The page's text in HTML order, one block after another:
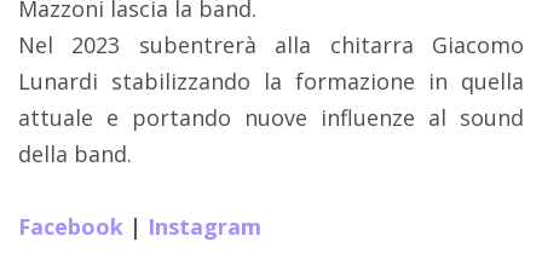
Mazzoni lascia la band.
Nel 2023 subentrerà alla chitarra Giacomo
Lunardi stabilizzando la formazione in quella
attuale e portando nuove influenze al sound
della band.
Facebook | Instagram